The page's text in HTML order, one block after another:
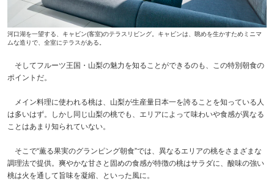
河口湖を一望する、キャビン(客室)のテラスリビング。キャビンは、眺めを生かすためミニマ
ムな造りで、全室にテラスがある。
そしてフルーツ王国・山梨の魅力を知ることができるのも、この特別朝食の
ポイントだ。
メイン料理に使われる桃は、山梨が生産量日本一を誇ることを知っている人
は多いはず。しかし同じ山梨の桃でも、エリアによって味わいや食感が異なる
ことはあまり知られていない。
そこで“薫る果実のグランピング朝食”では、異なるエリアの桃をさまざまな
調理法で提供。爽やかな甘さと固めの食感が特徴の桃はサラダに、酸味の強い
桃は火を通して旨味を凝縮、といった風に。